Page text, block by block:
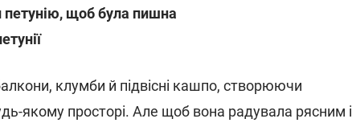
петунію, щоб була пишна
клумби й підвісні кашпо, створюючи
якому просторі. Але щоб вона радувала рясним і